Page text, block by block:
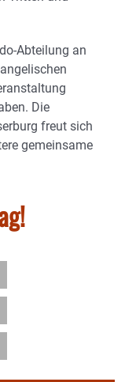
Abteilung an
Die
freut sich
gemeinsame